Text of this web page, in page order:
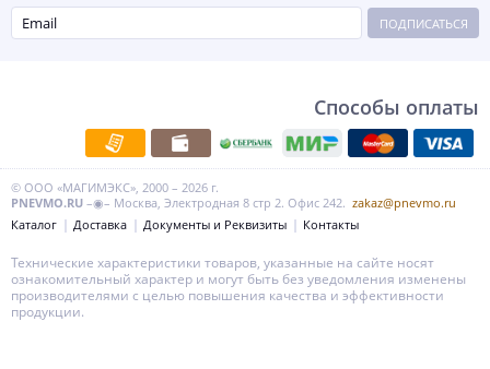
ПОДПИСАТЬСЯ
Способы оплаты
© ООО «МАГИМЭКС», 2000 – 2026 г.
PNEVMO.RU –◉– Москва, Электродная 8 стр 2. Офис 242. zakaz@pnevmo.ru
Каталог
Доставка Документы и Реквизиты Контакты
Технические характеристики товаров, указанные на сайте носят
ознакомительный характер и могут быть без уведомления изменены
производителями с целью повышения качества и эффективности
продукции.